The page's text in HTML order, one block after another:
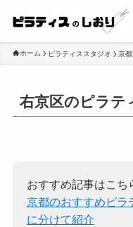
ホーム ピラティススタジオ 京
右京区のピラテ
おすすめ記事はこち
京都のおすすめピラ
に分けて紹介